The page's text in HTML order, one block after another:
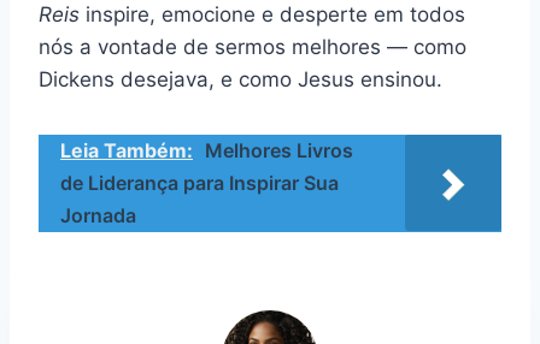
Reis inspire, emocione e desperte em todos
nós a vontade de sermos melhores — como
Dickens desejava, e como Jesus ensinou.
Leia Também: Melhores Livros
de Liderança para Inspirar Sua
Jornada